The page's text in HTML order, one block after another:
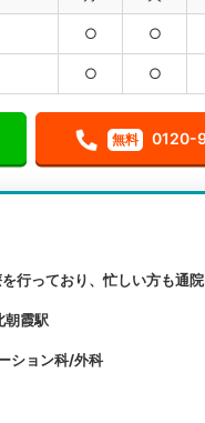
○ ○
○ ○
無料 0120-
行っており、忙しい方も通院
霞駅
ション科/外科